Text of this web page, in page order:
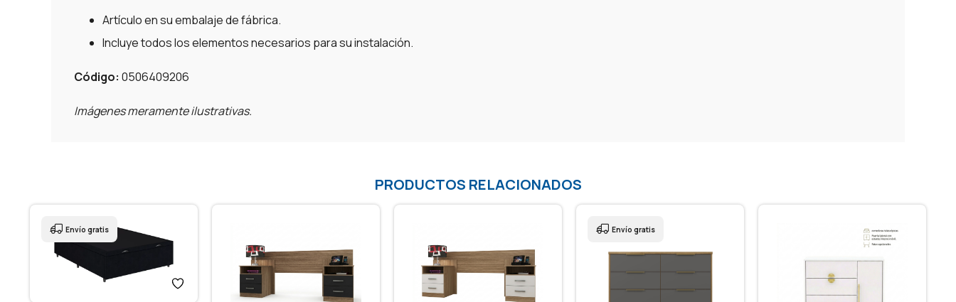
Artículo en su embalaje de fábrica.
Incluye todos los elementos necesarios para su instalación.
Código: 0506409206
Imágenes meramente ilustrativas.
PRODUCTOS RELACIONADOS
Envío gratis Envío gratis